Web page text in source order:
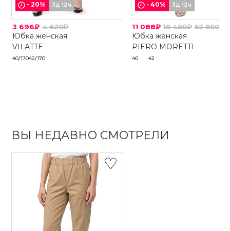
-20% 3д 12ч
3 696₽ 4 620₽
Юбка женская
VILATTE
40/17042/170
-40% 3д 12ч
11 088₽ 18 480₽ 52 800₽
Юбка женская
PIERO MORETTI
40 42
ВЫ НЕДАВНО СМОТРЕЛИ